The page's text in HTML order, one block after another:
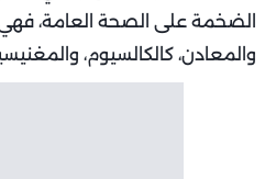
الضخمة على الصحة العامة، فهي
والمعادن، كالكالسيوم،